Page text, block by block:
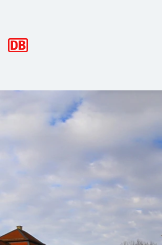
Baden-Württemberg-Ticket
Mit dem Baden-Württemberg-Ticket 1.